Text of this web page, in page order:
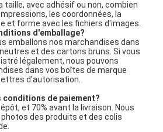
taille, avec adhésif ou non, combien
les coordonnées, la
et forme avec les fichiers d'images.
d'emballage?
emballons nos marchandises dans
et des cartons bruns. Si vous
légalement, nous pouvons
dans vos boîtes de marque
d'autorisation.
conditions de paiement?
et 70% avant la livraison. Nous
des produits et des colis